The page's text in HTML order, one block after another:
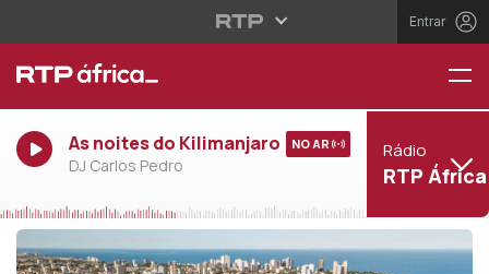
Entrar
As noites do Kilimanjaro
DJ Carlos Pedro
NO AR Rádio
RTP África